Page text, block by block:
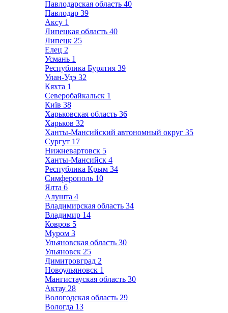
Павлодарская область 40
Павлодар 39
Аксу 1
Липецкая область 40
Липецк 25
Елец 2
Усмань 1
Республика Бурятия 39
Улан-Удэ 32
Кяхта 1
Северобайкальск 1
Київ 38
Харьковская область 36
Харьков 32
Ханты-Мансийский автономный округ 35
Сургут 17
Нижневартовск 5
Ханты-Мансийск 4
Республика Крым 34
Симферополь 10
Ялта 6
Алушта 4
Владимирская область 34
Владимир 14
Ковров 5
Муром 3
Ульяновская область 30
Ульяновск 25
Димитровград 2
Новоульяновск 1
Мангистауская область 30
Актау 28
Вологодская область 29
Вологда 13